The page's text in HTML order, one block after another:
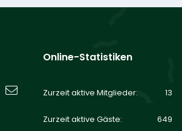
WhatsApp
E-Mail
Online-Statistiken
Zurzeit aktive Mitglieder 13
Zurzeit aktive Gäste 649